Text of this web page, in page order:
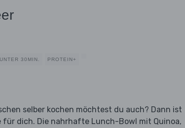
UNTER 30MIN. PROTEIN+
selber kochen möchtest du auch? Dann ist
für dich. Die nahrhafte Lunch-Bowl mit Quinoa,